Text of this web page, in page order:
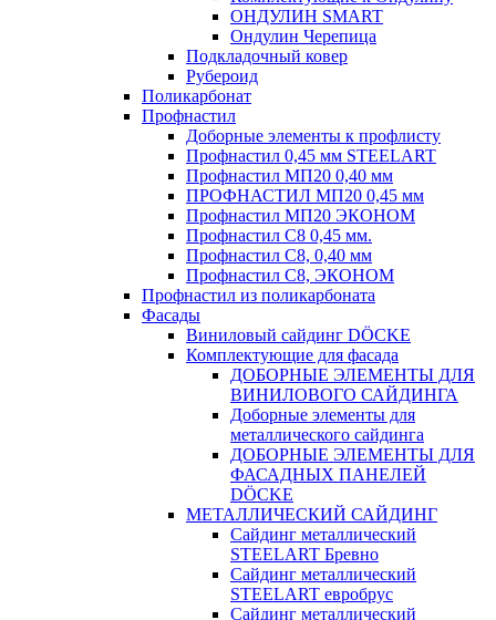
ОНДУЛИН SMART
Ондулин Черепица
Подкладочный ковер
Рубероид
Поликарбонат
Профнастил
Доборные элементы к профлисту
Профнастил 0,45 мм STEELART
Профнастил МП20 0,40 мм
ПРОФНАСТИЛ МП20 0,45 мм
Профнастил МП20 ЭКОНОМ
Профнастил С8 0,45 мм.
Профнастил С8, 0,40 мм
Профнастил С8, ЭКОНОМ
Профнастил из поликарбоната
Фасады
Виниловый сайдинг DÖCKE
Комплектующие для фасада
ДОБОРНЫЕ ЭЛЕМЕНТЫ ДЛЯ
ВИНИЛОВОГО САЙДИНГА
Доборные элементы для
металлического сайдинга
ДОБОРНЫЕ ЭЛЕМЕНТЫ ДЛЯ
ФАСАДНЫХ ПАНЕЛЕЙ
DÖCKE
МЕТАЛЛИЧЕСКИЙ САЙДИНГ
Сайдинг металлический
STEELART Бревно
Сайдинг металлический
STEELART евробрус
Сайдинг металлический